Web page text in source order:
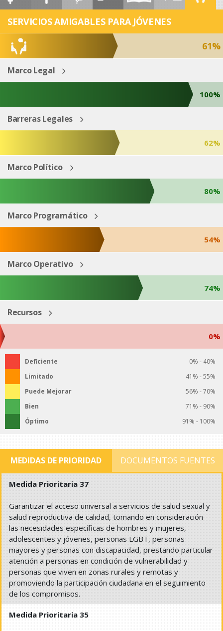
ESP ENG
SERVICIOS AMIGABLES PARA JÓVENES
61%
Marco Legal
100%
Barreras Legales
62%
Marco Político
80%
Marco Programático
54%
Marco Operativo
74%
Recursos
0%
Deficiente
0% - 40%
Limitado
41% - 55%
Puede Mejorar
56% - 70%
Bien
71% - 90%
Óptimo
91% - 100%
MEDIDAS DE PRIORIDAD DOCUMENTOS FUENTES
Medida Prioritaria 37
Garantizar el acceso universal a servicios de salud sexual y
salud reproductiva de calidad, tomando en consideración
las necesidades específicas de hombres y mujeres,
adolescentes y jóvenes, personas LGBT, personas
mayores y personas con discapacidad, prestando particular
atención a personas en condición de vulnerabilidad y
personas que viven en zonas rurales y remotas y
promoviendo la participación ciudadana en el seguimiento
de los compromisos.
Medida Prioritaria 35